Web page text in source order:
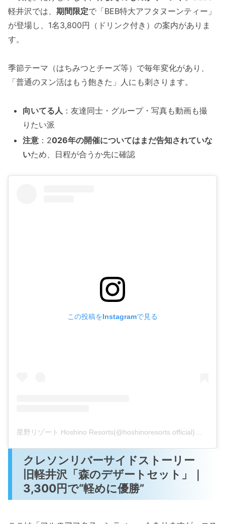
軽井沢では、 期間限定で「BEB特大アフタヌーンティー」
が登場し、1名3,800円（ドリンク付き）の案内がありま
す。
季節テーマ（はちみつとチーズ等）で毎年変化があり、
「普通のヌン活はもう飽きた」人にも刺さります。
向いてる人 ：友達同士・グループ・写真も動画も撮
りたい派
注意 ：2026年の開催についてはまだ告知されていな
いため、日程が合うか先に確認
この投稿をInstagramで見る
クレソンリバーサイドストーリー
旧軽井沢「森のデザートセット」｜
3,300円で“軽めに優勝”